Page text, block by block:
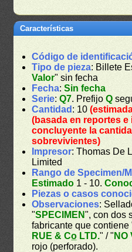
Características
Código de
Tipo de pieza: Billete
Valor" sin fecha
Fecha:Sin fecha
Serie:Q7. PrefijoQ
Cantidad : 10
(basada en reportes
concluyente la
sobrevivientes)
Impresor: Thomas De
Limited
Rango de Specimen/
Estimado 1 - 10.
Piezas o casos
Observaciones:
"SPECIMEN", con dos
fabricante que contiene
RUE & Co̲ LTD." / " NO
rojo (perforado).